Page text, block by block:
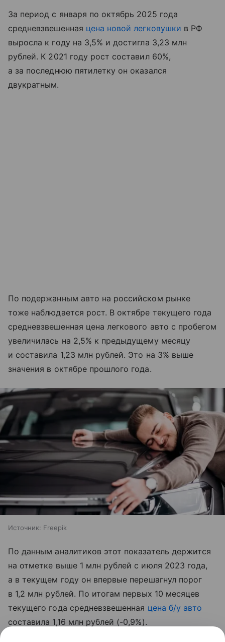
За период с января по октябрь 2025 года
средневзвешенная цена новой легковушки в РФ
выросла к году на 3,5% и достигла 3,23 млн
рублей. К 2021 году рост составил 60%,
а за последнюю пятилетку он оказался
двукратным.
По подержанным авто на российском рынке
тоже наблюдается рост. В октябре текущего года
средневзвешенная цена легкового авто с пробегом
увеличилась на 2,5% к предыдущему месяцу
и составила 1,23 млн рублей. Это на 3% выше
значения в октябре прошлого года.
Источник: Freepik
По данным аналитиков этот показатель держится
на отметке выше 1 млн рублей с июля 2023 года,
а в текущем году он впервые перешагнул порог
в 1,2 млн рублей. По итогам первых 10 месяцев
текущего года средневзвешенная цена б/у авто
составила 1,16 млн рублей (-0,9%).